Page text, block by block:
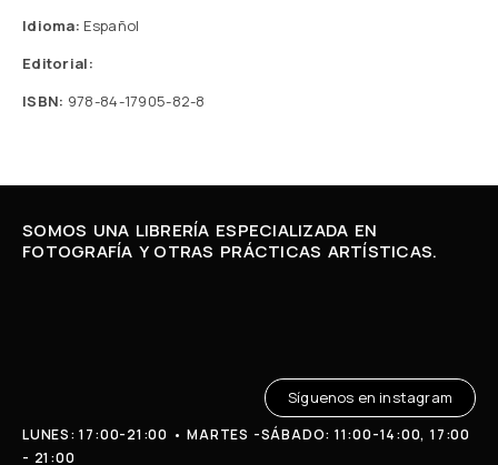
Idioma: Español
Editorial:
ISBN: 978-84-17905-82-8
SOMOS UNA LIBRERÍA ESPECIALIZADA EN
FOTOGRAFÍA Y OTRAS PRÁCTICAS ARTÍSTICAS.
LUNES: 17:00-21:00 • MARTES -SÁBADO: 11:00-14:00, 17:00
- 21:00
Síguenos en instagram